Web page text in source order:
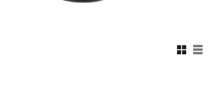
Rutnätsvy
Listvy